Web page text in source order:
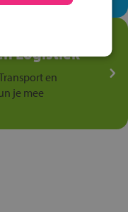
de
Logistiek
en
je mee